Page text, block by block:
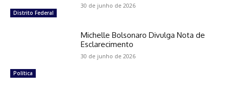
Distrito Federal
30 de junho de 2026
Política
Michelle Bolsonaro Divulga Nota de
Esclarecimento
30 de junho de 2026